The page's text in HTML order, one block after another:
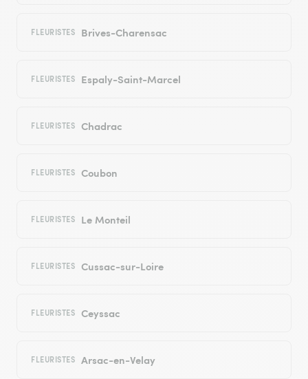
FLEURISTES Brives-Charensac
FLEURISTES Espaly-Saint-Marcel
FLEURISTES Chadrac
FLEURISTES Coubon
FLEURISTES Le Monteil
FLEURISTES Cussac-sur-Loire
FLEURISTES Ceyssac
FLEURISTES Arsac-en-Velay